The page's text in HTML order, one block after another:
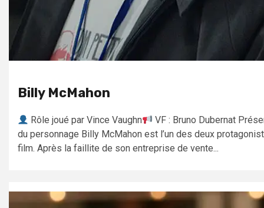
Billy McMahon
Rôle joué par Vince Vaughn
VF : Bruno Dubernat
du personnage Billy McMahon est l’un des deux
film. Après la faillite de son entreprise de vente...